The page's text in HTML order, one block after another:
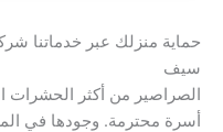
حماية منزلك عبر خدماتنا
سيف
الصراصير من أكثر الحشرات
أسرة محترمة. وجودها في